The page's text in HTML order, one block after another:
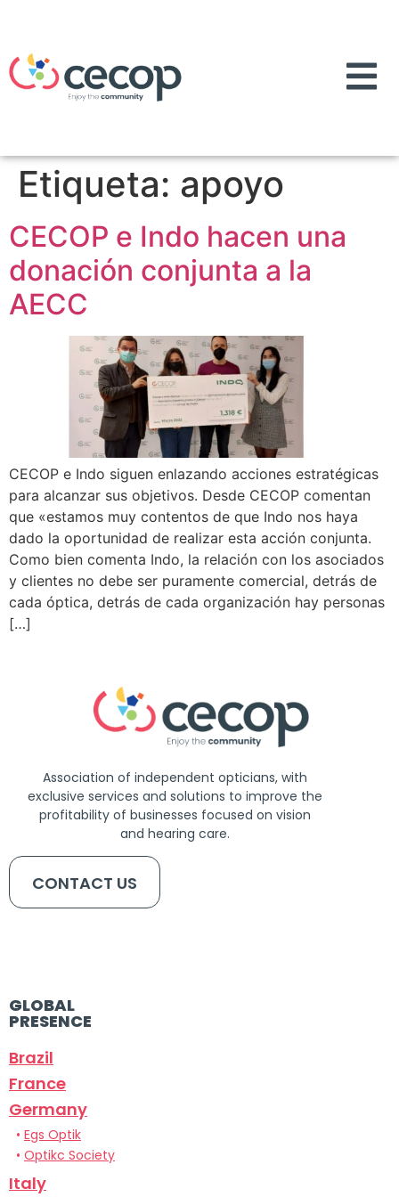
Etiqueta: apoyo
CECOP e Indo hacen una
donación conjunta a la
AECC
CECOP e Indo siguen enlazando acciones estratégicas
para alcanzar sus objetivos. Desde CECOP comentan
que «estamos muy contentos de que Indo nos haya
dado la oportunidad de realizar esta acción conjunta.
Como bien comenta Indo, la relación con los asociados
y clientes no debe ser puramente comercial, detrás de
cada óptica, detrás de cada organización hay personas
[…]
Association of independent opticians, with
exclusive services and solutions to improve the
profitability of businesses focused on vision
and hearing care.
CONTACT US
GLOBAL
PRESENCE
Brazil
France
Germany
• Egs Optik
• Optikc Society
Italy